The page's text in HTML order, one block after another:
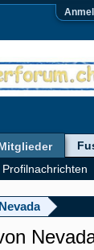
Nevada
Profilnachrichten